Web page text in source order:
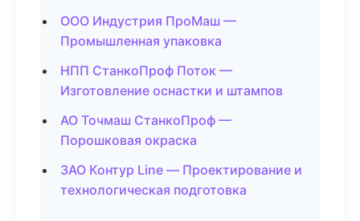
ООО Индустрия ПроМаш —
Промышленная упаковка
НПП СтанкоПроф Поток —
Изготовление оснастки и штампов
АО Точмаш СтанкоПроф —
Порошковая окраска
ЗАО Контур Line — Проектирование и
технологическая подготовка